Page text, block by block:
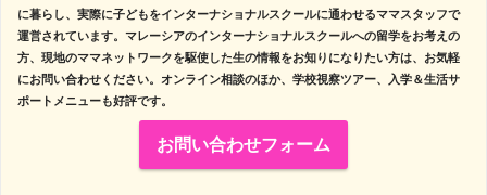
に暮らし、実際に子どもをインターナショナルスクールに通わせるママスタッフで
運営されています。マレーシアのインターナショナルスクールへの留学をお考えの
方、現地のママネットワークを駆使した生の情報をお知りになりたい方は、お気軽
にお問い合わせください。オンライン相談のほか、学校視察ツアー、入学＆生活サ
ポートメニューも好評です。
お問い合わせフォーム